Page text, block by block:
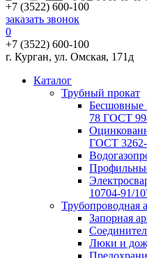
+7 (3522) 600-100
заказать звонок
0
+7 (3522) 600-100
г. Курган, ул. Омская, 171д
Каталог
Трубный прокат
Беcшовные
78 ГОСТ
ГОСТ
10704-91/
Трубопроводная
Запорная
Люки и